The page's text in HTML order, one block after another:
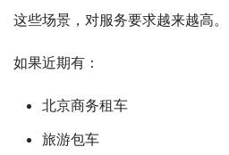
这些场景，对服务要求越来越高。
如果近期有：
北京商务租车
旅游包车